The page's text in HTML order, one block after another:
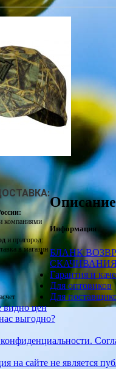
компаниями
и пригород:
в магазин
Описание
Информация
БЛАНК
Гарантия и
Для оптовиков
Для
видно цен
выгодно?
на сайте не является